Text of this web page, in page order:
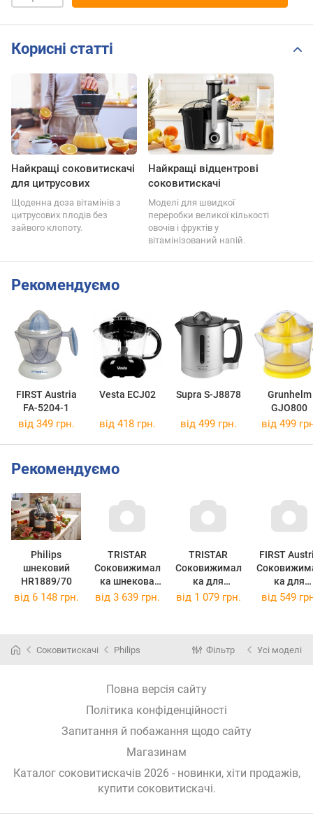
Корисні статті
Найкращі соковитискачі
для цитрусових
Щоденна доза вітамінів з
цитрусових плодів без
зайвого клопоту.
Найкращі відцентрові
соковитискачі
Моделі для швидкої
переробки великої кількості
овочів і фруктів у
вітамінізований напій.
Рекомендуємо
FIRST Austria
FA-5204-1
Vesta ECJ02 Supra S-J8878
Grunhelm
GJO800
від 349 грн. від 418 грн. від 499 грн. від 499
Рекомендуємо
Philips
шнековий
HR1889/70
TRISTAR
Соковижимал
ка шнекова
SC-2292
TRISTAR
Соковижимал
ка для
цитрусових
FIRST
ка для
від 6 148 грн. від 3 639 грн. від 1 079 грн. від 549
Соковитискачі Philips Фільтр Усі моделі
Повна версія сайту
Політика конфіденційності
Запитання й побажання щодо сайту
Магазинам
Каталог соковитискачів 2026 - новинки, хіти продажів,
купити соковитискачі.